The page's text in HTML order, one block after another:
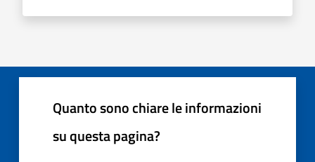
Quanto sono chiare le informazioni
su questa pagina?